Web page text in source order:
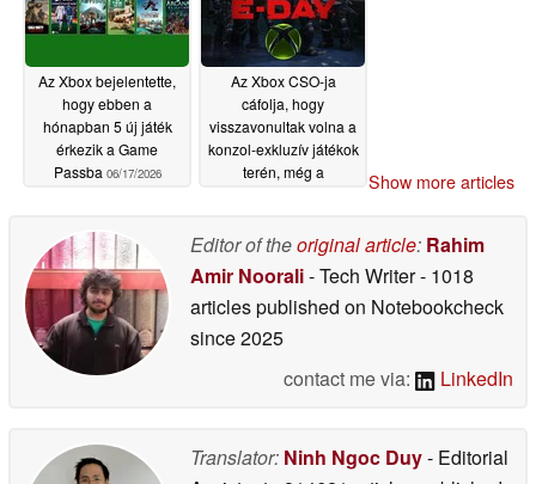
Az Xbox bejelentette,
hogy ebben a
hónapban 5 új játék
érkezik a Game
Passba 06/17/2026
Az Xbox CSO-ja
cáfolja, hogy
visszavonultak volna a
konzol-exkluzív játékok
terén, még a
ellenére is06/17/2026
Show more articles
Editor of theoriginal article: Rahim
Amir Noorali- Tech Writer- 1018
articles published on Notebookcheck
since 2025
contact me via:
LinkedIn
Translator: Ninh Ngoc Duy- Editorial